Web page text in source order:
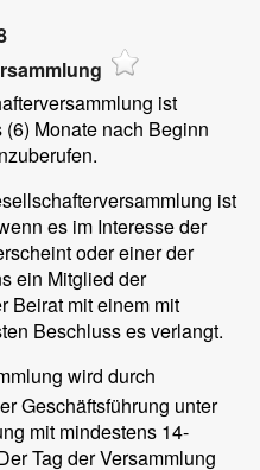
ist
Monate nach Beginn
ist
es im Interesse der
oder einer der
ein Mitglied der
Beirat mit einem mit
Beschluss es verlangt.
wird durch
Geschäftsführung unter
mit mindestens 14-
Tag der Versammlung